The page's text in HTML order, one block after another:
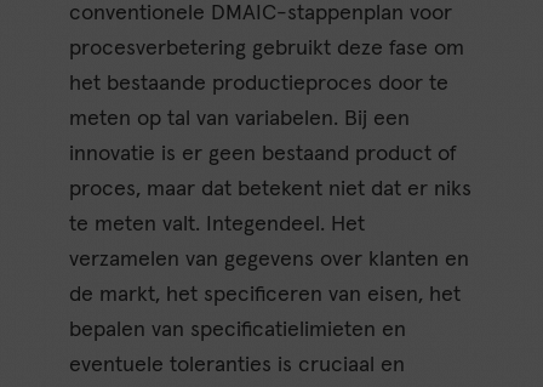
conventionele DMAIC-stappenplan voor
procesverbetering gebruikt deze fase om
het bestaande productieproces door te
meten op tal van variabelen. Bij een
innovatie is er geen bestaand product of
proces, maar dat betekent niet dat er niks
te meten valt. Integendeel. Het
verzamelen van gegevens over klanten en
de markt, het specificeren van eisen, het
bepalen van specificatielimieten en
eventuele toleranties is cruciaal en